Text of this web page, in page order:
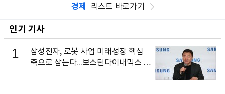
경제 리스트 바로가기
인기 기사
1
삼성전자, 로봇 사업 미래성장 핵심
축으로 삼는다...보스턴다이내믹스 출